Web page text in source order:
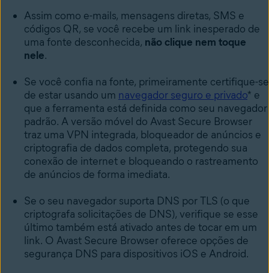
Assim como e-mails, mensagens diretas, SMS e
códigos QR, se você recebe um link inesperado de
uma fonte desconhecida, não clique nem toque
nele.
Se você confia na fonte, primeiramente certifique-se
de estar usando um navegador seguro e privado* e
que a ferramenta está definida como seu navegador
padrão. A versão móvel do Avast Secure Browser
traz uma VPN integrada, bloqueador de anúncios e
criptografia de dados completa, protegendo sua
conexão de internet e bloqueando o rastreamento
de anúncios de forma imediata.
Se o seu navegador suporta DNS por TLS (o que
criptografa solicitações de DNS), verifique se esse
último também está ativado antes de tocar em um
link. O Avast Secure Browser oferece opções de
segurança DNS para dispositivos iOS e Android.